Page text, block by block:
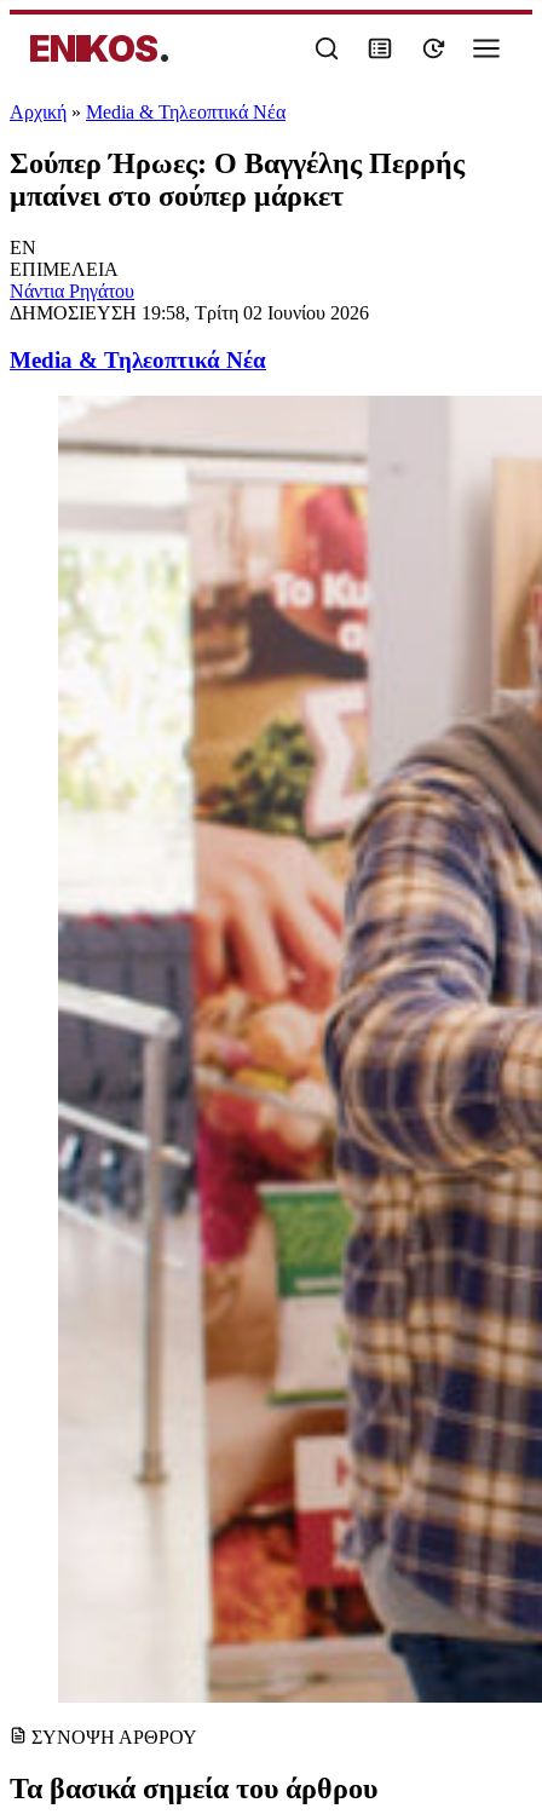
ENIKOS.
Αρχική » Media & Τηλεοπτικά Νέα
Σούπερ Ήρωες: Ο Βαγγέλης Περρής
μπαίνει στο σούπερ μάρκετ
EN
ΕΠΙΜΕΛΕΙΑ
Νάντια Ρηγάτου
ΔΗΜΟΣΙΕΥΣΗ 19:58, Τρίτη 02 Ιουνίου 2026
Media & Τηλεοπτικά Νέα
ΣΥΝΟΨΗ ΑΡΘΡΟΥ
Τα βασικά σημεία του άρθρου